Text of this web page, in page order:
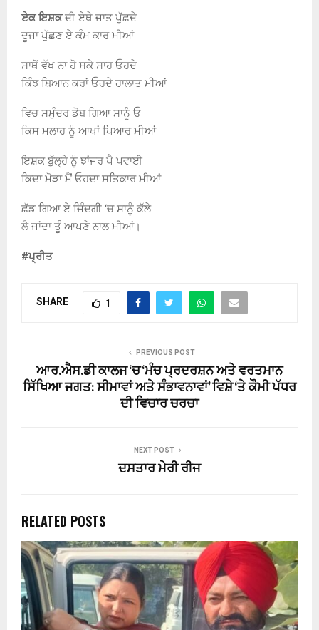
ਏਕ ਇਸ਼ਕਦੀ ਏਥੇ ਜਾਤ ਪੁੱਛਦੇ
ਦੂਜਾ ਪੁੱਛਣ ਏ ਕੰਮ ਕਾਰ ਮੀਆਂ
ਸਾਥੋਂ ਵੱਖ ਨਾ ਹੋ ਸਕੇ ਸਾਹ ਓਹਦੇ
ਕਿੰਝ ਬਿਆਨ ਕਰਾਂ ਓਹਦੇ ਹਾਲਾਤ ਮੀਆਂ
ਵਿਚ ਸਮੁੰਦਰ ਡੋਬ ਗਿਆ ਸਾਨੂੰ ਓ
ਕਿਸ ਮਲਾਹ ਨੂੰ ਆਖਾਂ ਪਿਆਰ ਮੀਆਂ
ਇਸ਼ਕ ਬੁੱਲ੍ਹੇ ਨੂੰ ਝਾਂਜਰ ਪੈ ਪਵਾਈ
ਕਿਦਾ ਮੋੜਾ ਮੈਂ ਓਹਦਾ ਸਤਿਕਾਰ ਮੀਆਂ
ਛੱਡ ਗਿਆ ਏ ਜਿੰਦਗੀ ‘ਚ ਸਾਨੂੰ ਕੱਲੇ
ਲੈ ਜਾਂਦਾ ਤੂੰ ਆਪਣੇ ਨਾਲ ਮੀਆਂ।
#ਪ੍ਰੀਤ
SHARE 1
PREVIOUS POST
ਆਰ.ਐਸ.ਡੀ ਕਾਲਜ ‘ਚ ‘ਮੰਚ ਪ੍ਰਦਰਸ਼ਨ ਅਤੇ ਵਰਤਮਾਨ
ਸਿੱਖਿਆ ਜਗਤ: ਸੀਮਾਵਾਂ ਅਤੇ ਸੰਭਾਵਨਾਵਾਂ’ ਵਿਸ਼ੇ ‘ਤੇ ਕੌਮੀ ਪੱਧਰ
ਦੀ ਵਿਚਾਰ ਚਰਚਾ
NEXT POST
ਦਸਤਾਰ ਮੇਰੀ ਰੀਜ
RELATED POSTS